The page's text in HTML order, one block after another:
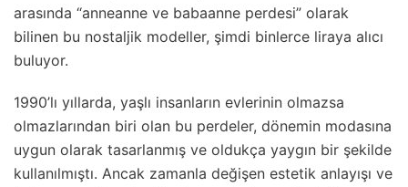
arasında “anneanne ve babaanne perdesi” olarak
bilinen bu nostaljik modeller, şimdi binlerce liraya alıcı
buluyor.
1990’lı yıllarda, yaşlı insanların evlerinin olmazsa
olmazlarından biri olan bu perdeler, dönemin modasına
uygun olarak tasarlanmış ve oldukça yaygın bir şekilde
kullanılmıştı. Ancak zamanla değişen estetik anlayışı ve